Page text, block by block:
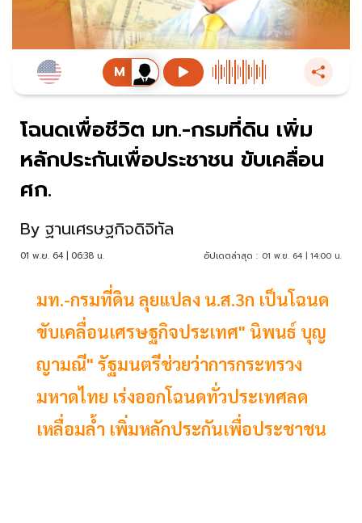
โฉนดเพื่อชีวิต มท.-กรมที่ดิน เพิ่ม
หลักประกันเพื่อประชาชน ขับเคลื่อน
ศก.
By ฐานเศรษฐกิจดิจิทัล
01 พ.ย. 64 | 06:38 น. อัปเดตล่าสุด : 01 พ.ย. 64 | 14:00 น.
มท.-กรมที่ดิน ลุยแปลง น.ส.3ก เป็นโฉนด
ขับเคลื่อนเศรษฐกิจประเทศ" นิพนธ์ บุญ
ญามณี" รัฐมนตรีช่วยว่าการกระทรวง
มหาดไทย เร่งออกโฉนดทั่วประเทศลด
เหลื่อมล้ำ เพิ่มหลักประกันเพื่อประชาชน